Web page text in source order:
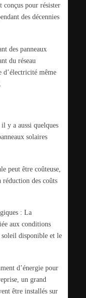
conçus pour résister
des décennies
des panneaux
du réseau
même
y a aussi quelques
solaires
peut être coûteuse,
réduction des coûts
: La
aux conditions
disponible et le
d’énergie pour
un grand
être installés sur